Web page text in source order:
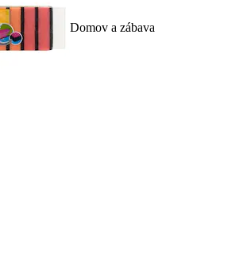
Domov a zábava